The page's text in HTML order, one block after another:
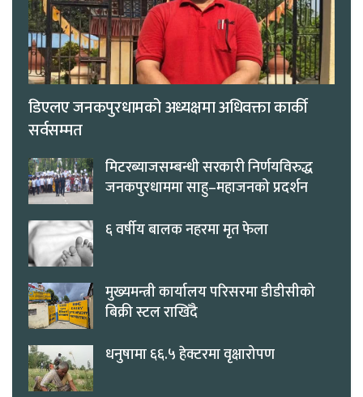
डिएलए जनकपुरधामको अध्यक्षमा अधिवक्ता कार्की
सर्वसम्मत
मिटरब्याजसम्बन्धी सरकारी निर्णयविरुद्ध
जनकपुरधाममा साहु–महाजनको प्रदर्शन
६ वर्षीय बालक नहरमा मृत फेला
मुख्यमन्त्री कार्यालय परिसरमा डीडीसीको
बिक्री स्टल राखिँदै
धनुषामा ६६.५ हेक्टरमा वृक्षारोपण